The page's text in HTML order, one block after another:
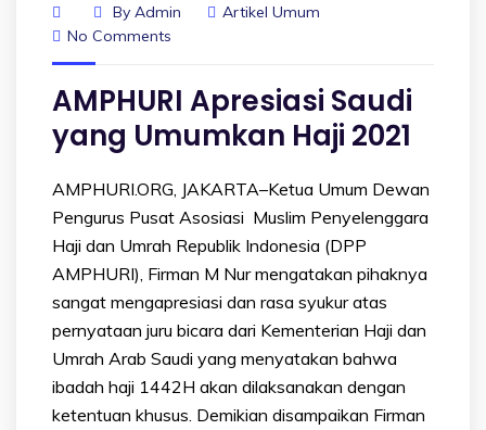
By Admin
Artikel Umum
No Comments
AMPHURI Apresiasi Saudi
yang Umumkan Haji 2021
AMPHURI.ORG, JAKARTA–Ketua Umum Dewan
Pengurus Pusat Asosiasi Muslim Penyelenggara
Haji dan Umrah Republik Indonesia (DPP
AMPHURI), Firman M Nur mengatakan pihaknya
sangat mengapresiasi dan rasa syukur atas
pernyataan juru bicara dari Kementerian Haji dan
Umrah Arab Saudi yang menyatakan bahwa
ibadah haji 1442H akan dilaksanakan dengan
ketentuan khusus. Demikian disampaikan Firman